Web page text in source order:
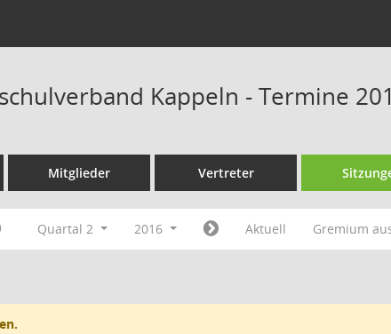
Kappeln - Termine
Mitglieder Vertreter
Quartal 2 2016 Aktuell Gremium